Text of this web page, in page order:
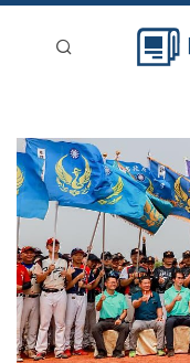
新聞稿分類
登入
刊登